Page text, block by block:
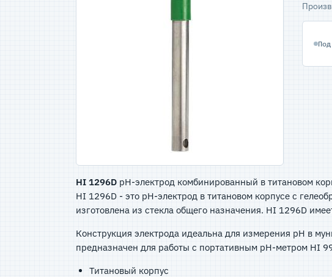
HI 1296D pH-электрод комбинированный в титановом
HI 1296D - это рН-электрод в титановом корпусе с
изготовлена из стекла общего назначения. HI 1296D
Конструкция электрода идеальна для измерения рН в
предназначен для работы с портативным рН-метром HI
Титановый корпус